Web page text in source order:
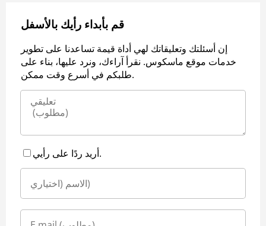
قم بأبداء رأيك بالأسفل
إن أسئلتك وتعليقاتك لهي أداة قيمة تساعدنا على تطوير
خدمات موقع ماسكوس. نقرأ آراءك، ونرد عليها، بناء على
طلبكم في أسرع وقت ممكن.
أريد ردًا على رأيي.